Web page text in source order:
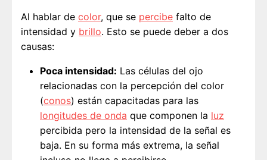
Al hablar de color, que se percibe falto de
intensidad y brillo. Esto se puede deber a dos
causas:
Poca intensidad: Las células del ojo
relacionadas con la percepción del color
(conos) están capacitadas para las
longitudes de onda que componen la luz
percibida pero la intensidad de la señal es
baja. En su forma más extrema, la señal